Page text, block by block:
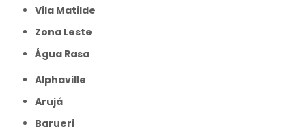
Vila Matilde
Zona Leste
Água Rasa
Alphaville
Arujá
Barueri